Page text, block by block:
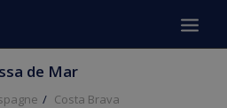
de Mar
Costa Brava